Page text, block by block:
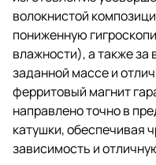
волокнистой
пониженную
влажности), а также за
заданной массе и
ферритовый магнит
направлено точно в
катушки, обеспечивая
зависимость и